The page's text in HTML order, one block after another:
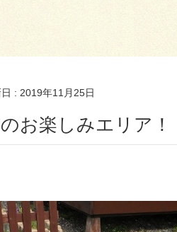
: 2019年11月25日
お楽しみエリア！